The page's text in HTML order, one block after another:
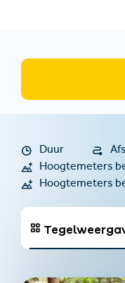
Duur
Hoogtemeters
Hoogtemeters